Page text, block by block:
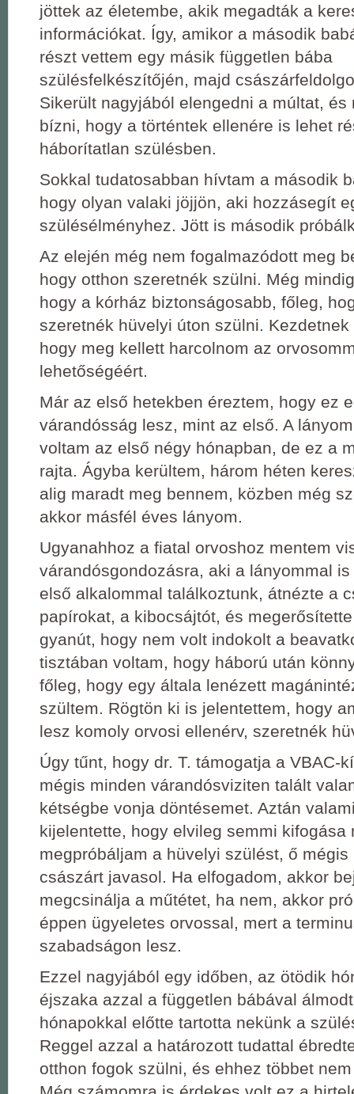
jöttek az életembe, akik megadták a
információkat. Így, amikor a második
részt vettem egy másik független bába
szülésfelkészítőjén, majd
Sikerült nagyjából elengedni a múltat, és
bízni, hogy a történtek ellenére is lehet
háborítatlan szülésben.
Sokkal tudatosabban hívtam a második
hogy olyan valaki jöjjön, aki hozzásegít
szülésélményhez. Jött is második
Az elején még nem fogalmazódott meg
hogy otthon szeretnék szülni. Még
hogy a kórház biztonságosabb, főleg,
szeretnék hüvelyi úton szülni.
hogy meg kellett harcolnom az
lehetőségéért.
Már az első hetekben éreztem, hogy ez
várandósság lesz, mint az első. A
voltam az első négy hónapban, de ez a
rajta. Ágyba kerültem, három héten
alig maradt meg bennem, közben még
akkor másfél éves lányom.
Ugyanahhoz a fiatal orvoshoz mentem
várandósgondozásra, aki a lányommal
első alkalommal találkoztunk, átnézte a
papírokat, a kibocsájtót, és
gyanút, hogy nem volt indokolt a
tisztában voltam, hogy háború után
főleg, hogy egy általa lenézett
szültem. Rögtön ki is jelentettem, hogy
lesz komoly orvosi ellenérv, szeretnék
Úgy tűnt, hogy dr. T. támogatja a VBAC-
mégis minden várandósviziten talált
kétségbe vonja döntésemet. Aztán
kijelentette, hogy elvileg semmi kifogása
megpróbáljam a hüvelyi szülést, ő mégis
császárt javasol. Ha elfogadom, akkor
megcsinálja a műtétet, ha nem, akkor
éppen ügyeletes orvossal, mert a
szabadságon lesz.
Ezzel nagyjából egy időben, az ötödik
éjszaka azzal a független bábával
hónapokkal előtte tartotta nekünk a
Reggel azzal a határozott tudattal
otthon fogok szülni, és ehhez többet